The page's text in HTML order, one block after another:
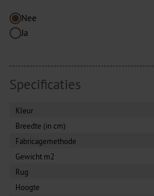
Nee
Ja
Specificaties
Kleur
Breedte (in cm)
Fabricagemethode
Gewicht m2
Rug
Hoogte